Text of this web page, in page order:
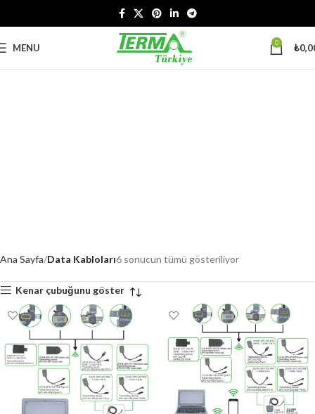
MENU 0 ₺
Ana Sayfa Data Kabloları6 sonucun tümü gösteriliyor
Kenar çubuğunu göster